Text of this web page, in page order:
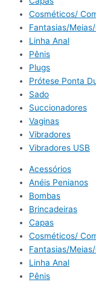
Cosméticos/
Fantasias/
Linha Anal
Pênis
Plugs
Prótese Ponta
Sado
Succionadores
Vaginas
Vibradores
Vibradores USB
Acessórios
Anéis Penianos
Bombas
Brincadeiras
Capas
Cosméticos/
Fantasias/
Linha Anal
Pênis